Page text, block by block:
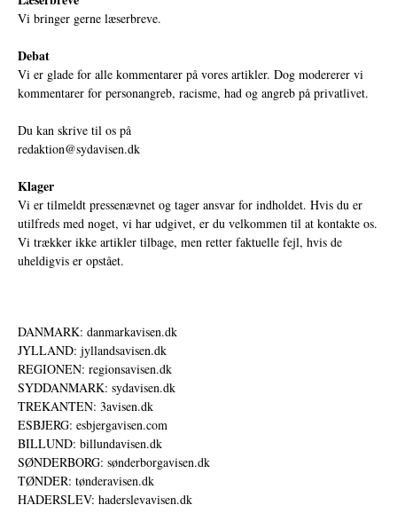
Vi bringer gerne læserbreve.
Debat
Vi er glade for alle kommentarer på vores artikler. Dog modererer vi
kommentarer for personangreb, racisme, had og angreb på privatlivet.
Du kan skrive til os på
redaktion@sydavisen.dk
Klager
Vi er tilmeldt pressenævnet og tager ansvar for indholdet. Hvis du er
utilfreds med noget, vi har udgivet, er du velkommen til at kontakte os.
Vi trækker ikke artikler tilbage, men retter faktuelle fejl, hvis de
uheldigvis er opstået.
DANMARK: danmarkavisen.dk
JYLLAND: jyllandsavisen.dk
REGIONEN: regionsavisen.dk
SYDDANMARK: sydavisen.dk
TREKANTEN: 3avisen.dk
ESBJERG: esbjergavisen.com
BILLUND: billundavisen.dk
SØNDERBORG: sønderborgavisen.dk
TØNDER: tønderavisen.dk
HADERSLEV: haderslevavisen.dk